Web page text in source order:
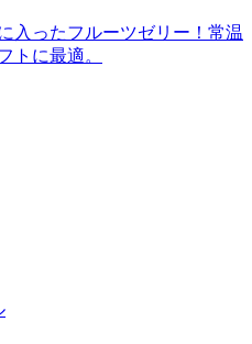
入ったフルーツゼリー！常温
トに最適。